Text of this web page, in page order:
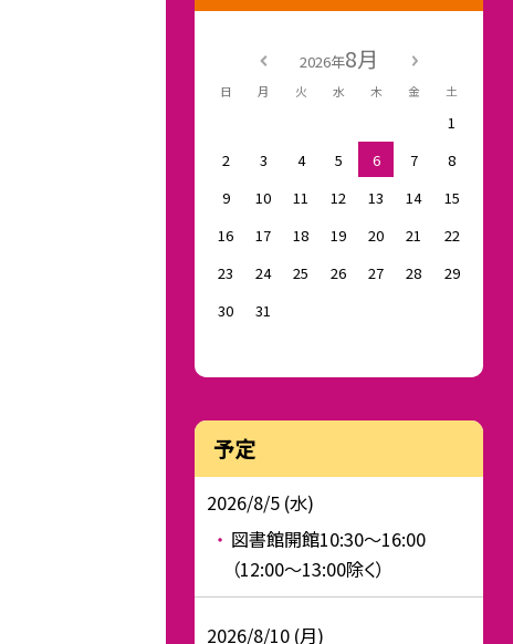
2026年8月
日 月 火 水 木 金 土
1
2
3 4 5 6 7
8
9
10 11 12 13 14
15
16
17 18 19 20 21
22
23
24 25 26 27 28
29
30
31
予定
2026/8/5 (水)
図書館開館10:30～16:00
（12:00～13:00除く）
2026/8/10 (月)